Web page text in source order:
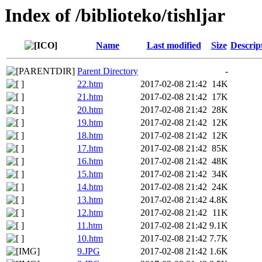
Index of /biblioteko/tishljar
Name Last modified Size
Parent Directory
-
22.htm
2017-02-08 21:42 14K
21.htm
2017-02-08 21:42 17K
20.htm
2017-02-08 21:42 28K
19.htm
2017-02-08 21:42 12K
18.htm
2017-02-08 21:42 12K
17.htm
2017-02-08 21:42 85K
16.htm
2017-02-08 21:42 48K
15.htm
2017-02-08 21:42 34K
14.htm
2017-02-08 21:42 24K
13.htm
2017-02-08 21:42 4.8K
12.htm
2017-02-08 21:42 11K
11.htm
2017-02-08 21:42 9.1K
10.htm
2017-02-08 21:42 7.7K
9.JPG
2017-02-08 21:42 1.6K